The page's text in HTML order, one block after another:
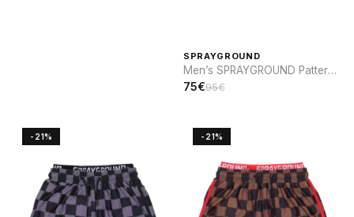
SPRAYGROUND
Men’s SPRAYGROUND Pattern
and Elastic Waistband SWIM
75€95€
-21% -21%